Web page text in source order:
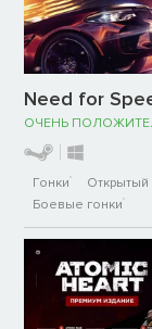
Need for
ОЧЕНЬ
Гонки Открытый
Боевые гонки